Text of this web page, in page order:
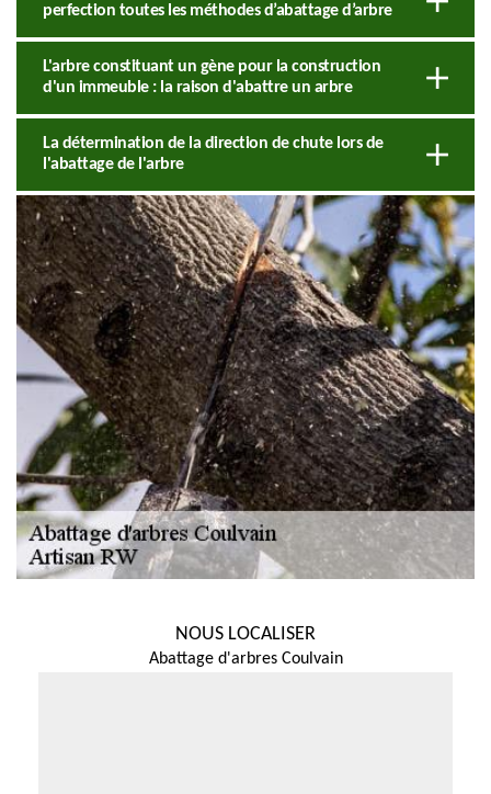
perfection toutes les méthodes d’abattage d’arbre
L'arbre constituant un gène pour la construction
d'un immeuble : la raison d'abattre un arbre
La détermination de la direction de chute lors de
l'abattage de l'arbre
NOUS LOCALISER
Abattage d'arbres Coulvain